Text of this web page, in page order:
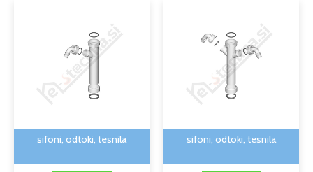
sifoni, odtoki, tesnila sifoni, odtoki, tesnila